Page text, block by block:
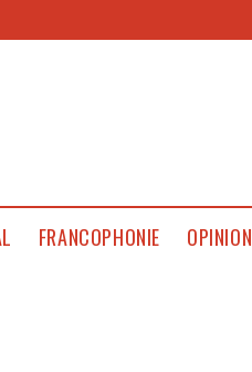
FRANCOPHONIE OPINION